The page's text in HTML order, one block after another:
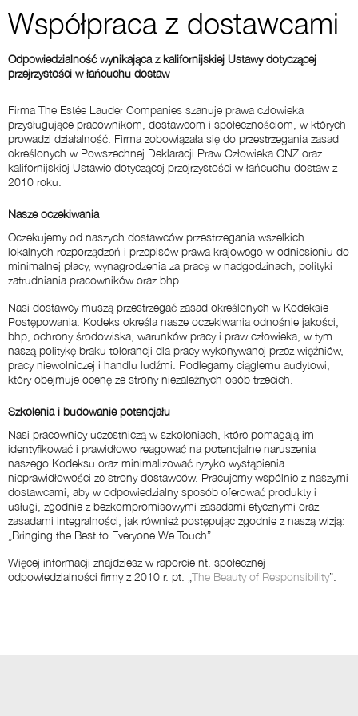
Współpraca z dostawcami
Odpowiedzialność wynikająca z kalifornijskiej Ustawy dotyczącej
przejrzystości w łańcuchu dostaw
Firma The Estée Lauder Companies szanuje prawa człowieka
przysługujące pracownikom, dostawcom i społecznościom, w których
prowadzi działalność. Firma zobowiązała się do przestrzegania zasad
określonych w Powszechnej Deklaracji Praw Człowieka ONZ oraz
kalifornijskiej Ustawie dotyczącej przejrzystości w łańcuchu dostaw z
2010 roku.
Nasze oczekiwania
Oczekujemy od naszych dostawców przestrzegania wszelkich
lokalnych rozporządzeń i przepisów prawa krajowego w odniesieniu do
minimalnej płacy, wynagrodzenia za pracę w nadgodzinach, polityki
zatrudniania pracowników oraz bhp.
Nasi dostawcy muszą przestrzegać zasad określonych w Kodeksie
Postępowania. Kodeks określa nasze oczekiwania odnośnie jakości,
bhp, ochrony środowiska, warunków pracy i praw człowieka, w tym
naszą politykę braku tolerancji dla pracy wykonywanej przez więźniów,
pracy niewolniczej i handlu ludźmi. Podlegamy ciągłemu audytowi,
który obejmuje ocenę ze strony niezależnych osób trzecich.
Szkolenia i budowanie potencjału
Nasi pracownicy uczestniczą w szkoleniach, które pomagają im
identyfikować i prawidłowo reagować na potencjalne naruszenia
naszego Kodeksu oraz minimalizować ryzyko wystąpienia
nieprawidłowości ze strony dostawców. Pracujemy wspólnie z naszymi
dostawcami, aby w odpowiedzialny sposób oferować produkty i
usługi, zgodnie z bezkompromisowymi zasadami etycznymi oraz
zasadami integralności, jak również postępując zgodnie z naszą wizją:
„Bringing the Best to Everyone We Touch”.
Więcej informacji znajdziesz w raporcie nt. społecznej
odpowiedzialności firmy z 2010 r. pt. „ The Beauty of Responsibility”.